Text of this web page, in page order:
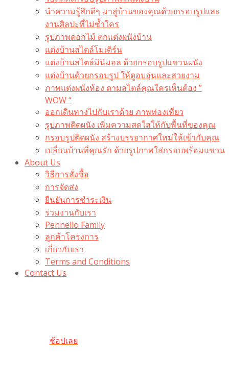
นำความรู้สึกดีๆ มาสู่บ้านของคุณด้วยกรอบรูปและ
งานศิลปะที่ไม่ซ้ำใคร
รูปภาพดอกไม้ ตกแต่งผนังบ้าน
แต่งบ้านสไตล์โมเดิร์น
แต่งบ้านสไตล์มินิมอล ด้วยกรอบรูปแขวนผนัง
แต่งบ้านด้วยกรอบรูป ให้ดูอบอุ่นและสวยงาม
ภาพแต่งผนังห้อง ตามสไตล์คุณใครเห็นต้อง ”
WOW “
ออกเดินทางไปกับเราด้วย ภาพท่องเที่ยว
รูปภาพติดผนัง เพิ่มความสดใสให้กับพื้นที่ของคุณ
กรอบรูปติดผนัง สร้างบรรยากาศใหม่ให้เข้ากับคุณ
เปลี่ยนบ้านที่คุณรัก ด้วยรูปภาพใส่กรอบพร้อมแขวน​
About Us
วิธีการสั่งซื้อ
การจัดส่ง
ยืนยันการชำระเงิน
ร่วมงานกับเรา
Pennello Family
ลูกค้าโครงการ
เกี่ยวกับเรา
Terms and Conditions
Contact Us
ช้อปเลย